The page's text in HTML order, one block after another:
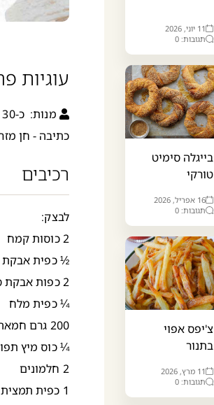
11 יוני, 2026
תגובות: 0
בייגלה סימיט
טורקי
16 אפריל, 2026
תגובות: 0
צ'יפס אפוי
בתנור
11 מרץ, 2026
תגובות: 0
עוגיות
מנות: כ-30 עוגיות
כתיבה - חן
רכיבים
לבצק:
2 כוסות קמח
½ כפית אבקת
2 כפות אבקת סוכר
¼ כפית מלח
200 גרם חמאה קרה חתוכה לקוביות
¼ כוס מיץ
2 חלמונים
1 כפית תמצית וניל